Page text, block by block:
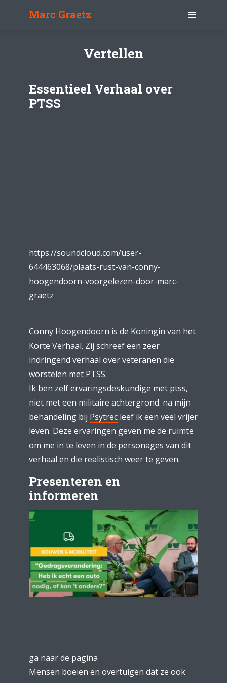
Marc Graetz
Vertellen
Essentieel Verhaal over
PTSS
https://soundcloud.com/user-
644463068/plaats-rust-van-conny-
hoogendoorn-voorgelezen-door-marc-
graetz
Conny Hoogendoorn is de Koningin van het
Korte Verhaal. Zij schreef een zeer
indringend verhaal over veteranen die
worstelen met PTSS.
Ik ben zelf ervaringsdeskundige met ptss,
niet met een militaire achtergrond. na mijn
behandeling bij Psytrec leef ik een veel vrijer
leven. Deze ervaringen geven me de ruimte
om me in te leven in de personages van dit
verhaal en die realistisch weer te geven.
Presenteren en
informeren
ga naar de pagina
Mensen boeien en overtuigen dat ze ook